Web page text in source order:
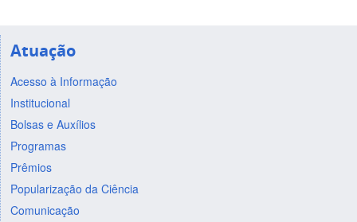
Atuação
Acesso à Informação
Institucional
Bolsas e Auxílios
Programas
Prêmios
Popularização da Ciência
Comunicação